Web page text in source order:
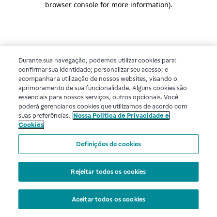
browser console for more information).
Durante sua navegação, podemos utilizar cookies para:
confirmar sua identidade; personalizar seu acesso; e
acompanhar a utilização de nossos websites, visando o
aprimoramento de sua funcionalidade. Alguns cookies são
essenciais para nossos serviços, outros opcionais. Você
poderá gerenciar os cookies que utilizamos de acordo com
suas preferências. Nossa Política de Privacidade e
Cookies
Definições de cookies
Rejeitar todos os cookies
Aceitar todos os cookies